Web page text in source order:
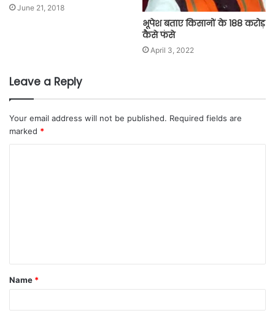
June 21, 2018
भूपेश बताए किसानों के 188 करोड़
कैसे फंसे
April 3, 2022
Leave a Reply
Your email address will not be published. Required fields are
marked *
Name *